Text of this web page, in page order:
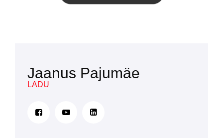
Jaanus Pajumäe
LADU